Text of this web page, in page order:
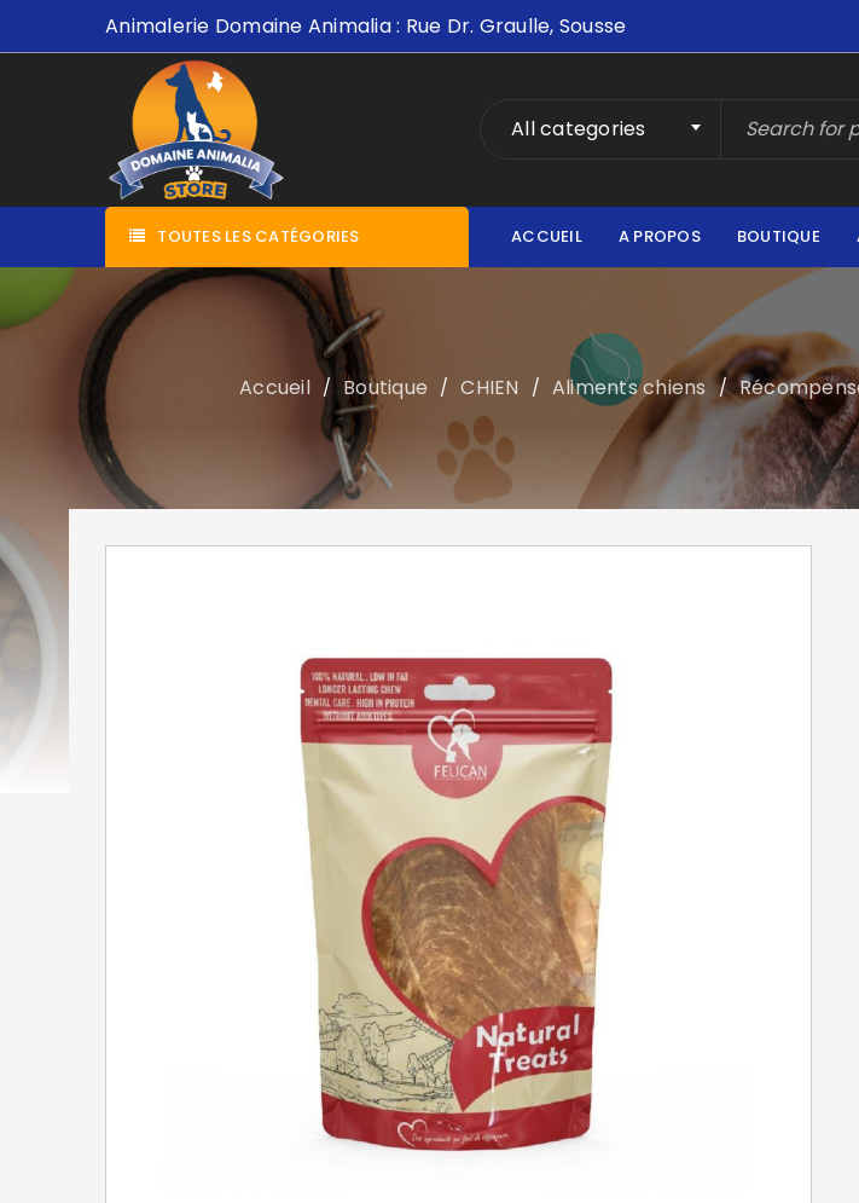
Animalerie Domaine Animalia : Rue Dr. Graulle, Sousse
All categories
TOUTES LES CATÉGORIES ACCUEIL A PROPOS BOUTIQUE
Accueil / Boutique / CHIEN / Aliments chiens /